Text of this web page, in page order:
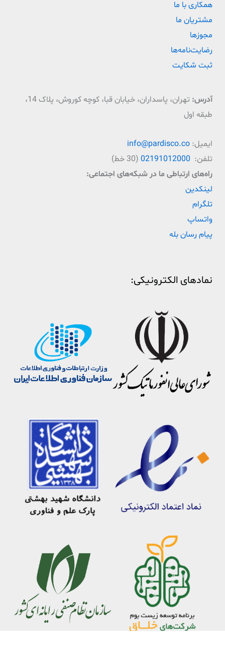
همکاری با ما
مشتریان ما
مجوزها
رضایت‌نامه‌ها
ثبت شکایت
آدرس:
تهران، پاسداران، خیابان قبا، کوچه کوروش، پلاک 14،
طبقه اول
ایمیل: info@pardisco.co
تلفن: 02191012000 (30 خط)
راه‌‌های ارتباطی ما در شبکه‌های اجتماعی:
لینکدین
تلگرام
واتساپ
پیام رسان بله
نمادهای الکترونیکی: